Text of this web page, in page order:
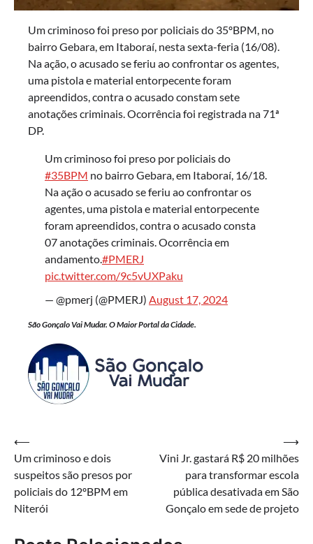
Um criminoso foi preso por policiais do 35ºBPM, no
bairro Gebara, em Itaboraí, nesta sexta-feria (16/08).
Na ação, o acusado se feriu ao confrontar os agentes,
uma pistola e material entorpecente foram
apreendidos, contra o acusado constam sete
anotações criminais. Ocorrência foi registrada na 71ª
DP.
Um criminoso foi preso por policiais do
#35BPM no bairro Gebara, em Itaboraí, 16/18.
Na ação o acusado se feriu ao confrontar os
agentes, uma pistola e material entorpecente
foram apreendidos, contra o acusado consta
07 anotações criminais. Ocorrência em
andamento.#PMERJ
pic.twitter.com/9c5vUXPaku
— @pmerj (@PMERJ) August 17, 2024
São Gonçalo Vai Mudar. O Maior Portal da Cidade.
Navegação
de
Post
⟵
Um criminoso e dois
suspeitos são presos por
policiais do 12ºBPM em
Niterói
Vini Jr. gastará R$ 20 milhões
para transformar escola
pública desativada em São
Gonçalo em sede de projeto
⟶